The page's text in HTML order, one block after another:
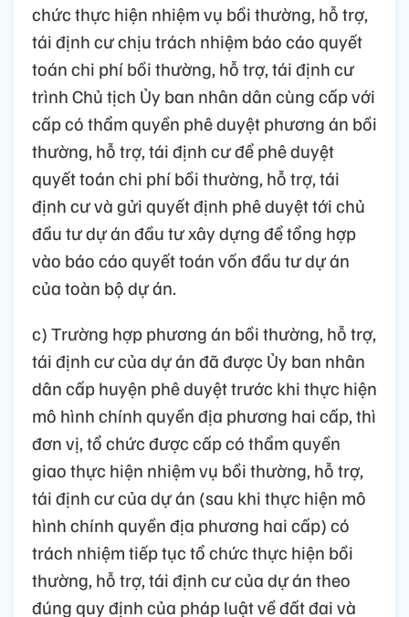
chức thực hiện nhiệm vụ bồi thường, hỗ trợ,
tái định cư chịu trách nhiệm báo cáo quyết
toán chi phí bồi thường, hỗ trợ, tái định cư
trình Chủ tịch Ủy ban nhân dân cùng cấp với
cấp có thẩm quyền phê duyệt phương án bồi
thường, hỗ trợ, tái định cư để phê duyệt
quyết toán chi phí bồi thường, hỗ trợ, tái
định cư và gửi quyết định phê duyệt tới chủ
đầu tư dự án đầu tư xây dựng để tổng hợp
vào báo cáo quyết toán vốn đầu tư dự án
của toàn bộ dự án.
c) Trường hợp phương án bồi thường, hỗ trợ,
tái định cư của dự án đã được Ủy ban nhân
dân cấp huyện phê duyệt trước khi thực hiện
mô hình chính quyền địa phương hai cấp, thì
đơn vị, tổ chức được cấp có thẩm quyền
giao thực hiện nhiệm vụ bồi thường, hỗ trợ,
tái định cư của dự án (sau khi thực hiện mô
hình chính quyền địa phương hai cấp) có
trách nhiệm tiếp tục tổ chức thực hiện bồi
thường, hỗ trợ, tái định cư của dự án theo
đúng quy định của pháp luật về đất đai và